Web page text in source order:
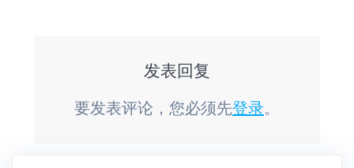
发表回复
要发表评论，您必须先登录。